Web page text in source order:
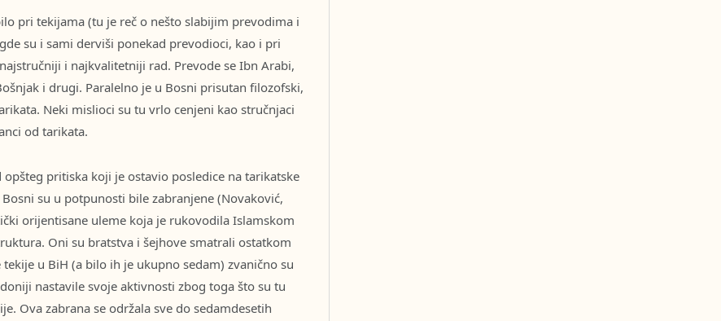
pri tekijama (tu je reč o nešto slabijim prevodima i
su i sami derviši ponekad prevodioci, kao i pri
i najkvalitetniji rad. Prevode se Ibn Arabi,
i drugi. Paralelno je u Bosni prisutan filozofski,
Neki mislioci su tu vrlo cenjeni kao stručnjaci
od tarikata.
pritiska koji je ostavio posledice na tarikatske
su u potpunosti bile zabranjene (Novaković,
orijentisane uleme koja je rukovodila Islamskom
Oni su bratstva i šejhove smatrali ostatkom
u BiH (a bilo ih je ukupno sedam) zvanično su
nastavile svoje aktivnosti zbog toga što su tu
Ova zabrana se održala sve do sedamdesetih